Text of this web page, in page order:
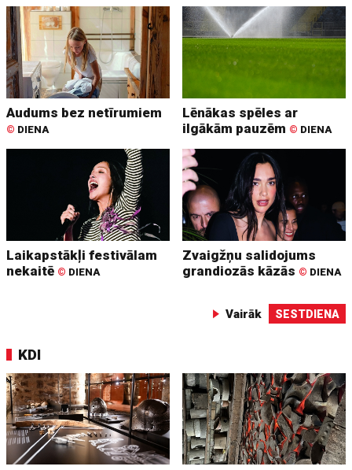
Audums bez netīrumiem
© DIENA
Lēnākas spēles ar
ilgākām pauzēm © DIENA
Laikapstākļi festivālam
nekaitē © DIENA
Zvaigžņu salidojums
grandiozās kāzās © DIENA
Vairāk SESTDIENA
KDI